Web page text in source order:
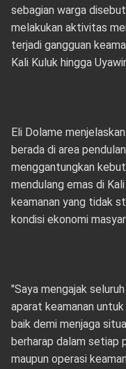
sebagian warga
melakukan aktivitas
terjadi gangguan
Kali Kuluk hingga
Eli Dolame
berada di area
menggantungkan
mendulang emas di
keamanan yang tidak
kondisi ekonomi
"Saya mengajak
aparat keamanan
baik demi menjaga
berharap dalam setiap
maupun operasi